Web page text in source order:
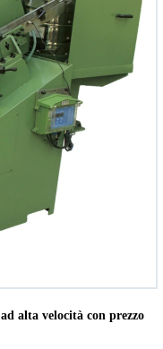
alta velocità con prezzo